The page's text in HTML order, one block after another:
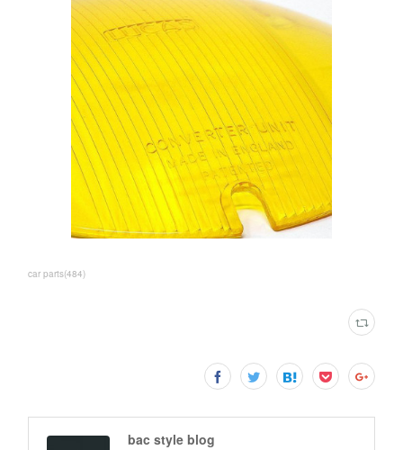
car parts(484)
bac style blog